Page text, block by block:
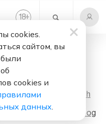
18+
Слушать бесплатно
Miss Misery
Исполнитель: Nazareth
Hair Of The Dog
cookies.
сайтом, вы
cookies и
данных.